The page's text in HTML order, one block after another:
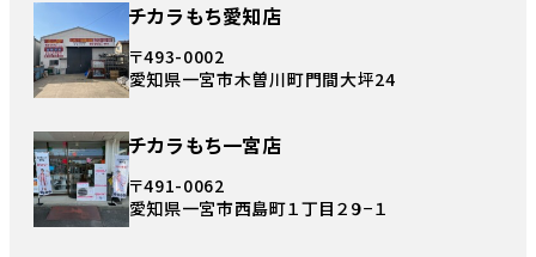
チカラもち愛知店
〒493-0002
愛知県一宮市木曽川町門間大坪24
チカラもち一宮店
〒491-0062
愛知県一宮市西島町１丁目２９−１